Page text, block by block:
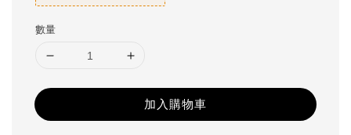
數量
加入購物車